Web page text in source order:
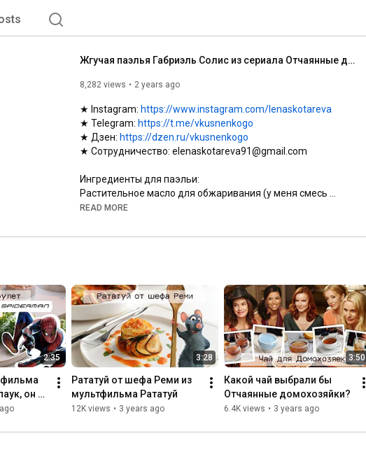
Жгучая паэлья Габриэль Солис из сериала Отчаянные домохозяйки
8,282 views 2 years ago
★ Instagram: https://www.instagram.com/lenaskotareva
★ Telegram: https://t.me/vkusnenkogo
★ Дзен: https://dzen.ru/vkusnenkogo
★ Сотрудничество: elenaskotareva91@gmail.com
Ингредиенты для паэльи:
Растительное масло для обжаривания (у меня смесь
подсолнечного и оливкового Altero)
1 ч.л. шафрана
1 красный болгарский перец
1/2 чайной ложки кайенского перца (по желанию)
Соль и свежемолотый черный перец
1,5 стакана риса для паэльи (у меня рис Бальдо)
3 стакана куриного бульона
450 г крупных креветок
24 мидии
12 моллюсков (вместо моллюсков у меня кальмары)
1 стакан замороженного горошка
Приготовление:
READ MORE
2:35
фильма
он
3:28
Рататуй от шефа Реми из
мультфильма Рататуй
12K views • 3 years ago
3:50
Какой чай выбрали бы
Отчаянные домохозяйки?
6.4K views • 3 years ago